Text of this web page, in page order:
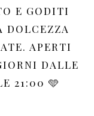
E GODITI
DOLCEZZA
APERTI
DALLE
21:00 🩵